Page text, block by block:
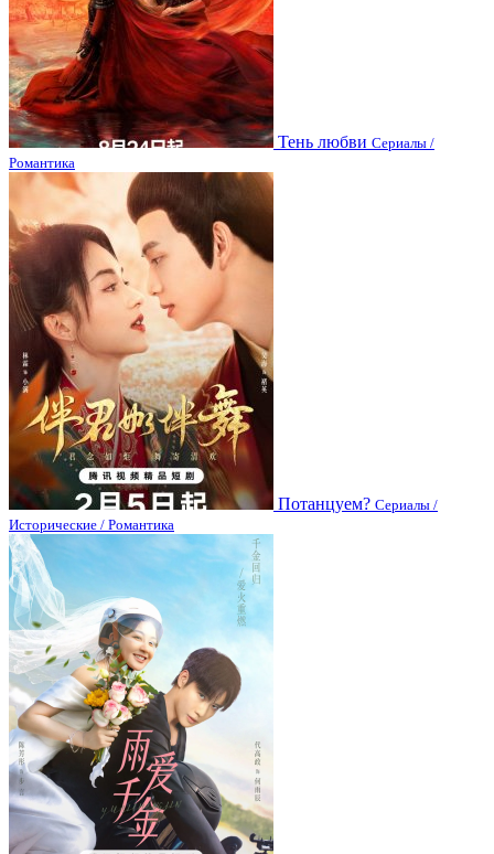
Тень любви Сериалы /
Романтика
Потанцуем? Сериалы /
Исторические / Романтика